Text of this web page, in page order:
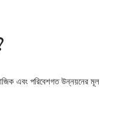
এবং পরিবেশগত উন্নয়নের মূল